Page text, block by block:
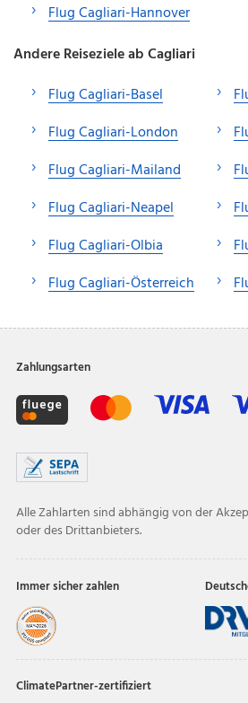
Flug Cagliari-Hannover
Andere Reiseziele ab Cagliari
Flug Cagliari-Basel
Flug Cagliari-London
Flug Cagliari-Mailand
Flug Cagliari-Neapel
Flug Cagliari-Olbia
Flug Cagliari-Österreich